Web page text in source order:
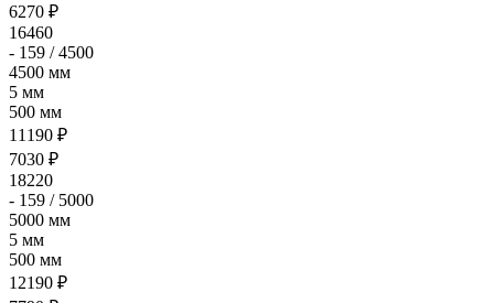
6270 ₽
16460
- 159 / 4500
4500 мм
5 мм
500 мм
11190 ₽
7030 ₽
18220
- 159 / 5000
5000 мм
5 мм
500 мм
12190 ₽